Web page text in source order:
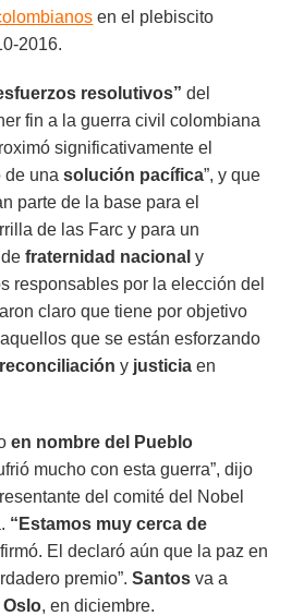
en el plebiscito
2016.
resolutivos” del
fin a la guerra civil colombiana
significativamente el
de unasolución pacífica”, y que
parte de la base para el
de las Farc y para un
defraternidad nacional y
responsables por la elección del
claro que tiene por objetivo
que se están esforzando
reconciliación y justicia en
en nombre del Pueblo
mucho con esta guerra”, dijo
del comité del Nobel
“Estamos muy cerca de
El declaró aún que la paz en
premio”.Santos va a
Oslo, en diciembre.